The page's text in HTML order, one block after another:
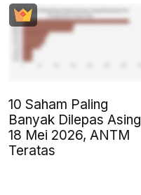
10 Saham Paling
Banyak Dilepas Asing
18 Mei 2026, ANTM
Teratas